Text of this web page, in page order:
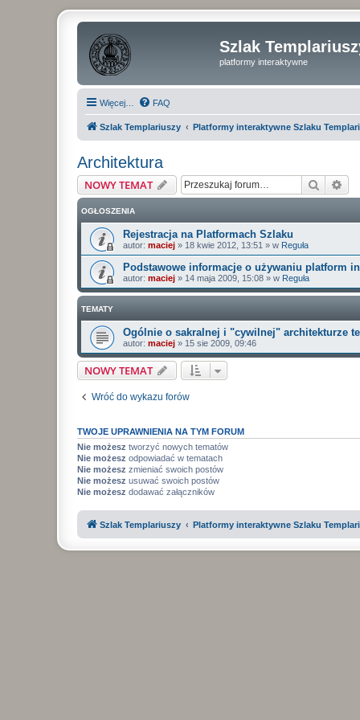
Szlak
platformy interaktywne
Więcej… FAQ
Szlak Templariuszy Platformy interaktywne Szlaku
Architektura
NOWY TEMAT Szukaj
OGŁOSZENIA
Rejestracja na Platformach Szlaku
autor: maciej » 18 kwie 2012, 13:51 » w Reguła
Podstawowe informacje o używaniu platform
autor: maciej » 14 maja 2009, 15:08 » w Reguła
TEMATY
Ogólnie o sakralnej i "cywilnej" architekturze
autor: maciej » 15 sie 2009, 09:46
NOWY TEMAT
Wróć do wykazu forów
TWOJE UPRAWNIENIA NA TYM FORUM
Nie możesz tworzyć nowych tematów
Nie możesz odpowiadać w tematach
Nie możesz zmieniać swoich postów
Nie możesz usuwać swoich postów
Nie możesz dodawać załączników
Szlak Templariuszy Platformy interaktywne Szlaku